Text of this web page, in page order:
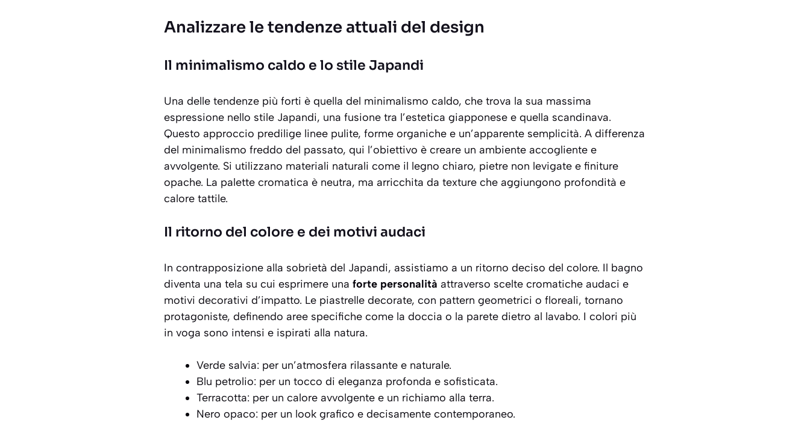
Analizzare le tendenze attuali del design
Il minimalismo caldo e lo stile Japandi
Una delle tendenze più forti è quella del minimalismo caldo, che trova la sua massima
espressione nello stile Japandi, una fusione tra l’estetica giapponese e quella scandinava.
Questo approccio predilige linee pulite, forme organiche e un’apparente semplicità. A differenza
del minimalismo freddo del passato, qui l’obiettivo è creare un ambiente accogliente e
avvolgente. Si utilizzano materiali naturali come il legno chiaro, pietre non levigate e finiture
opache. La palette cromatica è neutra, ma arricchita da texture che aggiungono profondità e
calore tattile.
Il ritorno del colore e dei motivi audaci
In contrapposizione alla sobrietà del Japandi, assistiamo a un ritorno deciso del colore. Il bagno
diventa una tela su cui esprimere una forte personalità attraverso scelte cromatiche audaci e
motivi decorativi d’impatto. Le piastrelle decorate, con pattern geometrici o floreali, tornano
protagoniste, definendo aree specifiche come la doccia o la parete dietro al lavabo. I colori più
in voga sono intensi e ispirati alla natura.
Verde salvia: per un’atmosfera rilassante e naturale.
Blu petrolio: per un tocco di eleganza profonda e sofisticata.
Terracotta: per un calore avvolgente e un richiamo alla terra.
Nero opaco: per un look grafico e decisamente contemporaneo.